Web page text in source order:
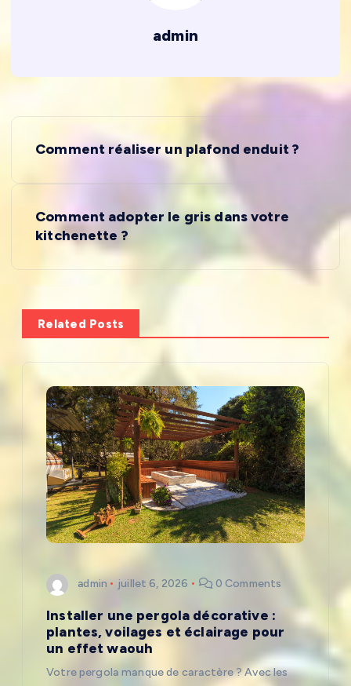
admin
a
t
o
Comment réaliser un plafond enduit ?
Comment adopter le gris dans votre
kitchenette ?
Related Posts
admin juillet 6, 2026 0 Comments
Installer une pergola décorative :
plantes, voilages et éclairage pour
un effet waouh
Votre pergola manque de caractère ? Avec les